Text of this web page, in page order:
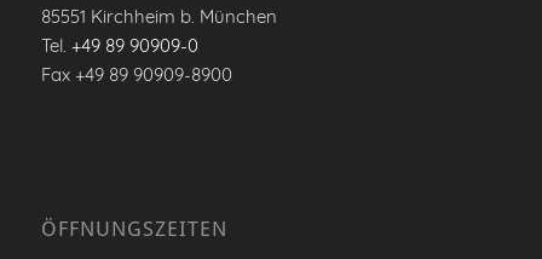
85551 Kirchheim b. München
Tel. +49 89 90909-0
Fax +49 89 90909-8900
ÖFFNUNGSZEITEN